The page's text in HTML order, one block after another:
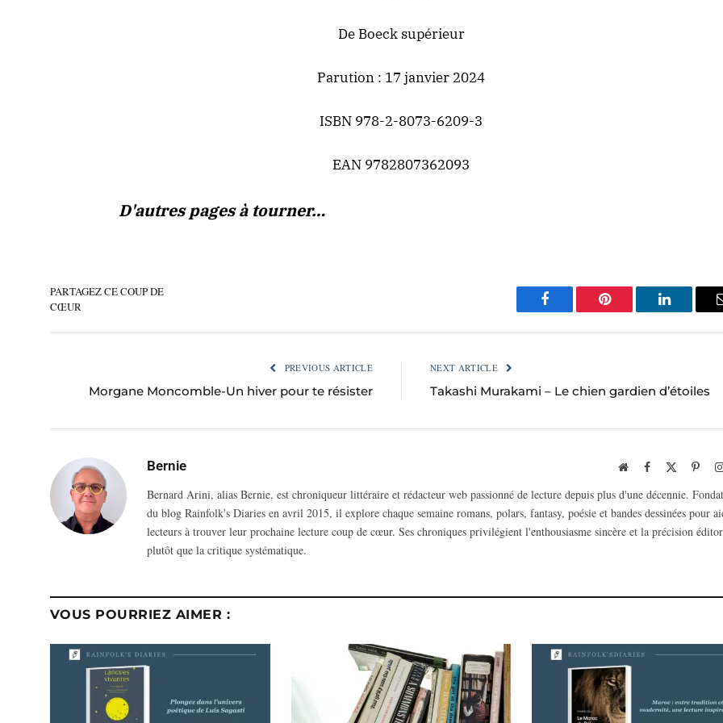
De Boeck supérieur
Parution : 17 janvier 2024
ISBN 978-2-8073-6209-3
EAN 9782807362093
D'autres pages à tourner…
PARTAGEZ CE COUP DE
CŒUR
Facebook Pinterest LinkedIn
PREVIOUS ARTICLE
Morgane Moncomble-Un hiver pour te résister
NEXT ARTICLE
Takashi Murakami – Le chien gardien d’étoiles
Bernie WebsiteFacebook
Bernard Arini, alias Bernie, est chroniqueur littéraire et rédacteur web passionné de lecture depuis plus d'une décennie.
du blog Rainfolk's Diaries en avril 2015, il explore chaque semaine romans, polars, fantasy, poésie et bandes dessinées pour
lecteurs à trouver leur prochaine lecture coup de cœur. Ses chroniques privilégient l'enthousiasme sincère et la précision
plutôt que la critique systématique.
VOUS POURRIEZ AIMER :